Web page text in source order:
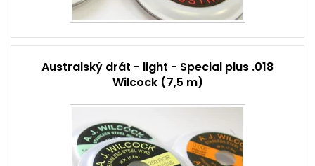
Australský drát - light - Special plus .018
Wilcock (7,5 m)